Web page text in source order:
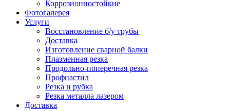
Коррозионностойкие
Фотогалерея
Услуги
Восстановление б/у трубы
Доставка
Изготовление сварной балки
Плазменная резка
Продольно-поперечная резка
Профнастил
Резка и рубка
Резка металла лазером
Доставка